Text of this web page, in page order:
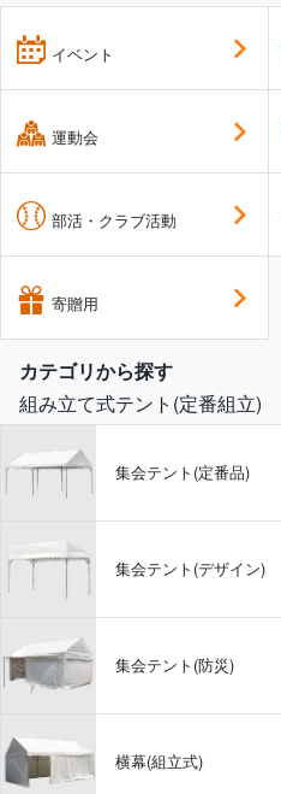
イベント
運動会
部活・クラブ活動
寄贈用
カテゴリから探す
組み立て式テント(定番組立)
集会テント(定番品)
集会テント(デザイン)
集会テント(防災)
横幕(組立式)